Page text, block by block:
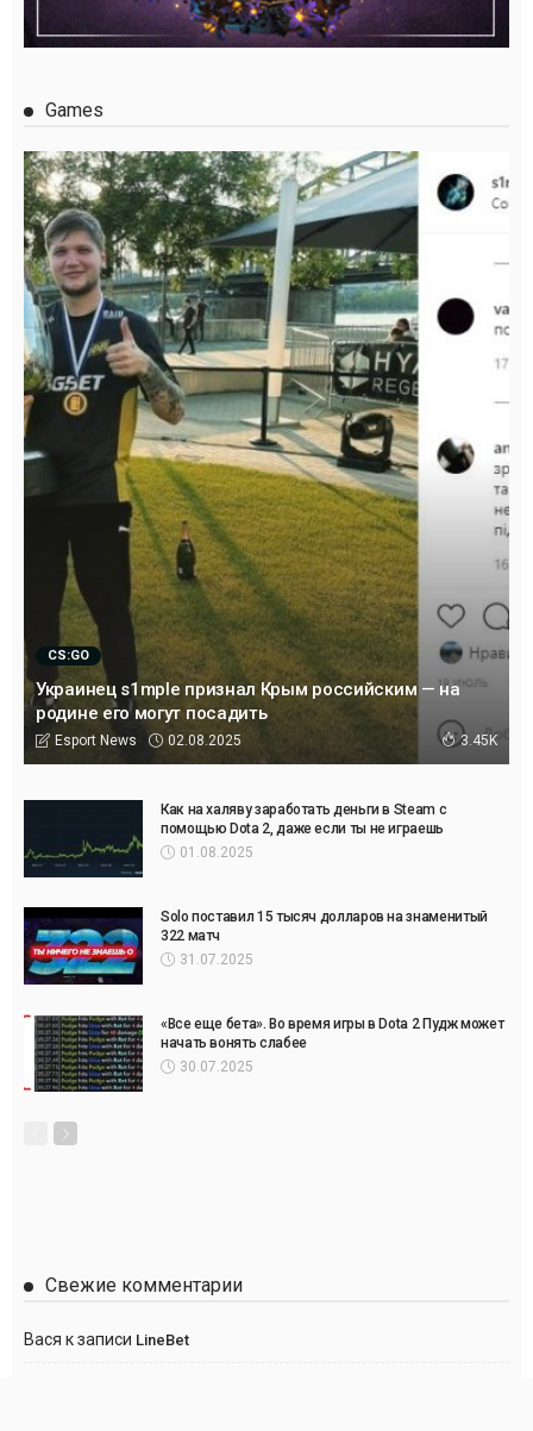
Games
CS:GO
Украинец s1mple признал Крым российским — на
родине его могут посадить
Esport News 02.08.2025 3.45K
Как на халяву заработать деньги в Steam с
помощью Dota 2, даже если ты не играешь
01.08.2025
Solo поставил 15 тысяч долларов на знаменитый
322 матч
31.07.2025
«Все еще бета». Во время игры в Dota 2 Пудж может
начать вонять слабее
30.07.2025
Свежие комментарии
Вася к записи LineBet